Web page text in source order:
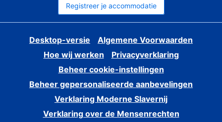
Registreer je accommodatie
Desktop-versie
Algemene Voorwaarden
Hoe wij werken
Privacyverklaring
Beheer cookie-instellingen
Beheer gepersonaliseerde aanbevelingen
Verklaring Moderne Slavernij
Verklaring over de Mensenrechten